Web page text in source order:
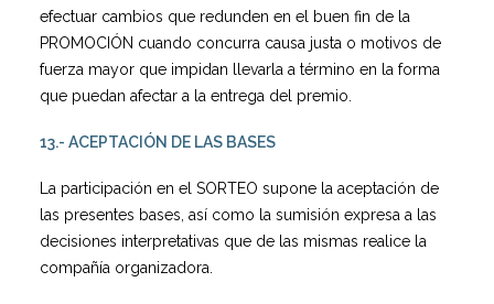
efectuar cambios que redunden en el buen fin de la
PROMOCIÓN cuando concurra causa justa o motivos de
fuerza mayor que impidan llevarla a término en la forma
que puedan afectar a la entrega del premio.
13.- ACEPTACIÓN DE LAS BASES
La participación en el SORTEO supone la aceptación de
las presentes bases, así como la sumisión expresa a las
decisiones interpretativas que de las mismas realice la
compañía organizadora.